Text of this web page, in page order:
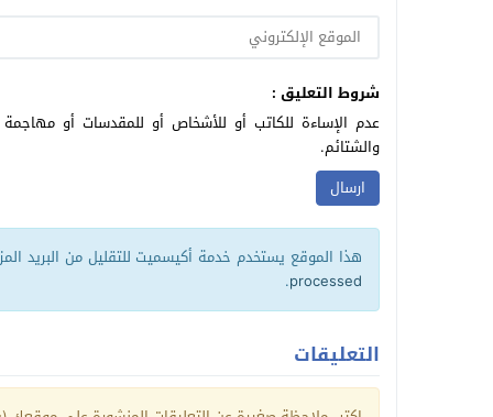
شروط التعليق :
عدم الإساءة للكاتب أو للأشخاص أو للمقدسات أو مهاجمة
والشتائم.
هذا الموقع يستخدم خدمة أكيسميت للتقليل من البريد
processed
.
التعليقات